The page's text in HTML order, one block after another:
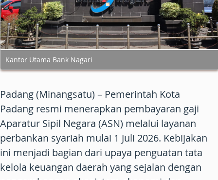
Kantor Utama Bank Nagari
Padang (Minangsatu) – Pemerintah Kota
Padang resmi menerapkan pembayaran gaji
Aparatur Sipil Negara (ASN) melalui layanan
perbankan syariah mulai 1 Juli 2026. Kebijakan
ini menjadi bagian dari upaya penguatan tata
kelola keuangan daerah yang sejalan dengan